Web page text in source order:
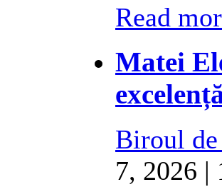
Read
Matei
Biroul
7, 2026 |